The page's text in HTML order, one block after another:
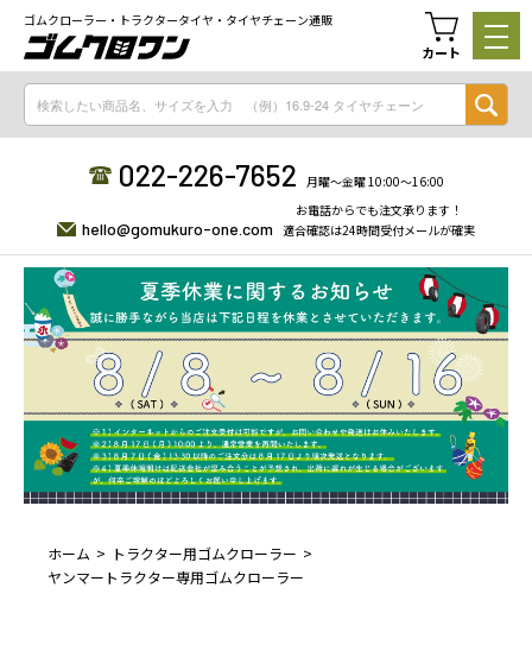
ゴムクローラー・トラクタータイヤ・タイヤチェーン通販
カート
022-226-7652 月曜〜金曜 10:00〜16:00
hello@gomukuro-one.com
お電話からでも注文承ります！
適合確認は24時間受付メールが確実
ホーム
トラクター用ゴムクローラー
ヤンマートラクター専用ゴムクローラー